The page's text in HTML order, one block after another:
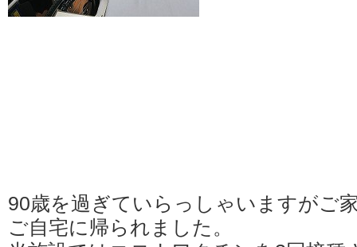
90歳を過ぎていらっしゃいますがご
ご自宅に帰られました。